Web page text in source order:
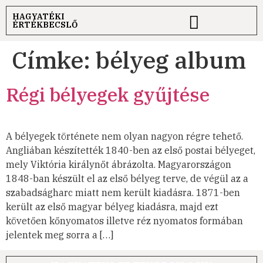
HAGYATÉKI
ÉRTÉKBECSLŐ
Címke: bélyeg album
Régi bélyegek gyűjtése
A bélyegek története nem olyan nagyon régre tehető.
Angliában készítették 1840-ben az első postai bélyeget,
mely Viktória királynőt ábrázolta. Magyarországon
1848-ban készült el az első bélyeg terve, de végül az a
szabadságharc miatt nem került kiadásra. 1871-ben
került az első magyar bélyeg kiadásra, majd ezt
követően kőnyomatos illetve réz nyomatos formában
jelentek meg sorra a […]